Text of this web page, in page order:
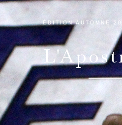
ÉDITION AUTOMNE